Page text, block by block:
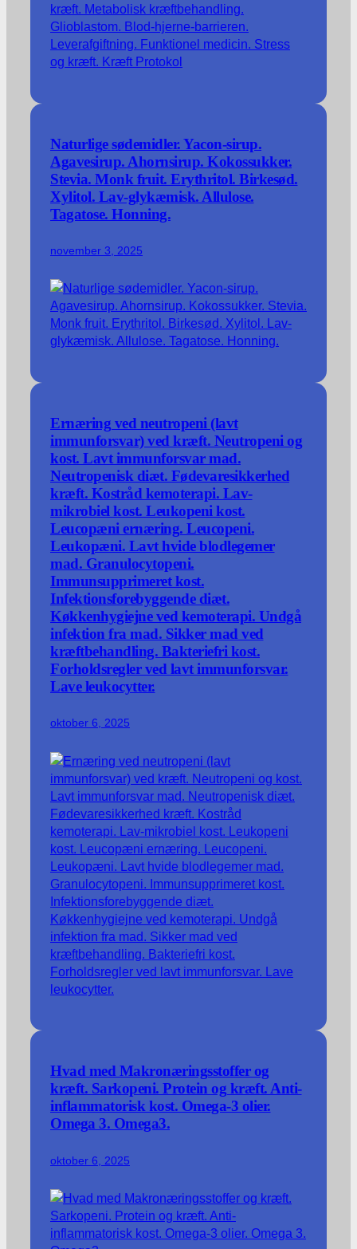
Naturlige sødemidler. Yacon-sirup.
Agavesirup. Ahornsirup. Kokossukker.
Stevia. Monk fruit. Erythritol. Birkesød.
Xylitol. Lav-glykæmisk. Allulose.
Tagatose. Honning.
november 3, 2025
Ernæring ved neutropeni (lavt
immunforsvar) ved kræft. Neutropeni og
kost. Lavt immunforsvar mad.
Neutropenisk diæt. Fødevaresikkerhed
kræft. Kostråd kemoterapi. Lav-
mikrobiel kost. Leukopeni kost.
Leucopæni ernæring. Leucopeni.
Leukopæni. Lavt hvide blodlegemer
mad. Granulocytopeni.
Immunsupprimeret kost.
Infektionsforebyggende diæt.
Køkkenhygiejne ved kemoterapi. Undgå
infektion fra mad. Sikker mad ved
kræftbehandling. Bakteriefri kost.
Forholdsregler ved lavt immunforsvar.
Lave leukocytter.
oktober 6, 2025
Hvad med Makronæringsstoffer og
kræft. Sarkopeni. Protein og kræft. Anti-
inflammatorisk kost. Omega-3 olier.
Omega 3. Omega3.
oktober 6, 2025